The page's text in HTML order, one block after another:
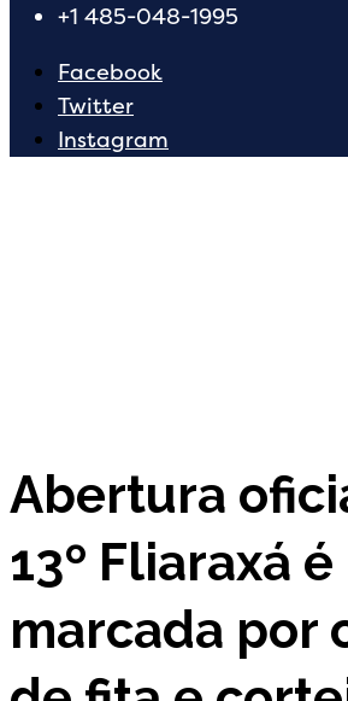
+1 485-048-1995
Facebook
Twitter
Instagram
Abertura
13º Fliaraxá é
marcada por